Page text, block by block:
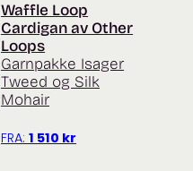
Waffle Loop
Cardigan av Other
Loops
Garnpakke Isager
Tweed og Silk
Mohair
FRA: 1 510 kr